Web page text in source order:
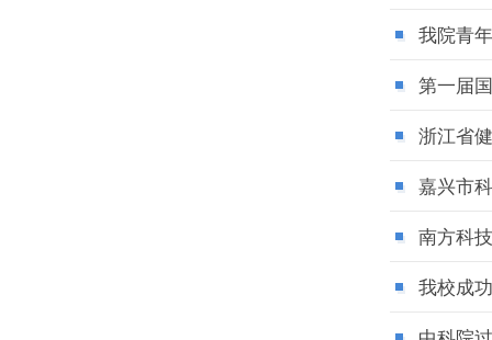
我院青
第一届
浙江省
嘉兴市
南方科
我校成